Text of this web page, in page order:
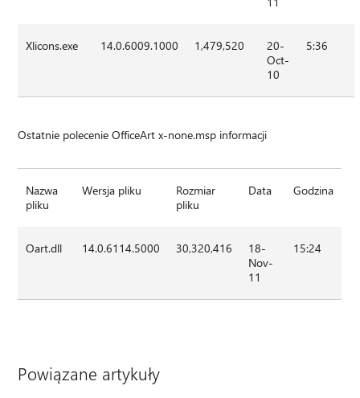
Xlicons.exe 14.0.6009.1000 1,479,520
20-
Oct-
10
5:36
Ostatnie polecenie OfficeArt x-none.msp informacji
Nazwa
pliku
Wersja pliku
Rozmiar
pliku
Data Godzina
Oart.dll 14.0.6114.5000 30,320,416
18-
Nov-
11
15:24
Powiązane artykuły